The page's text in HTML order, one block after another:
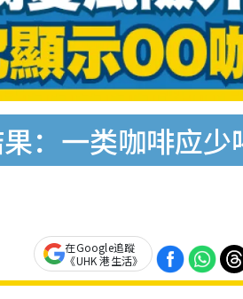
：一类咖啡应
在Google追蹤
《UHK 港生活》